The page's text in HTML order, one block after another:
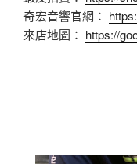
奇宏音響官網：
來店地圖： https://